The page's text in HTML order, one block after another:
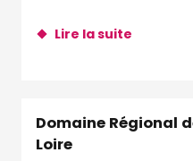
Lire la suite
Domaine Régional
Loire